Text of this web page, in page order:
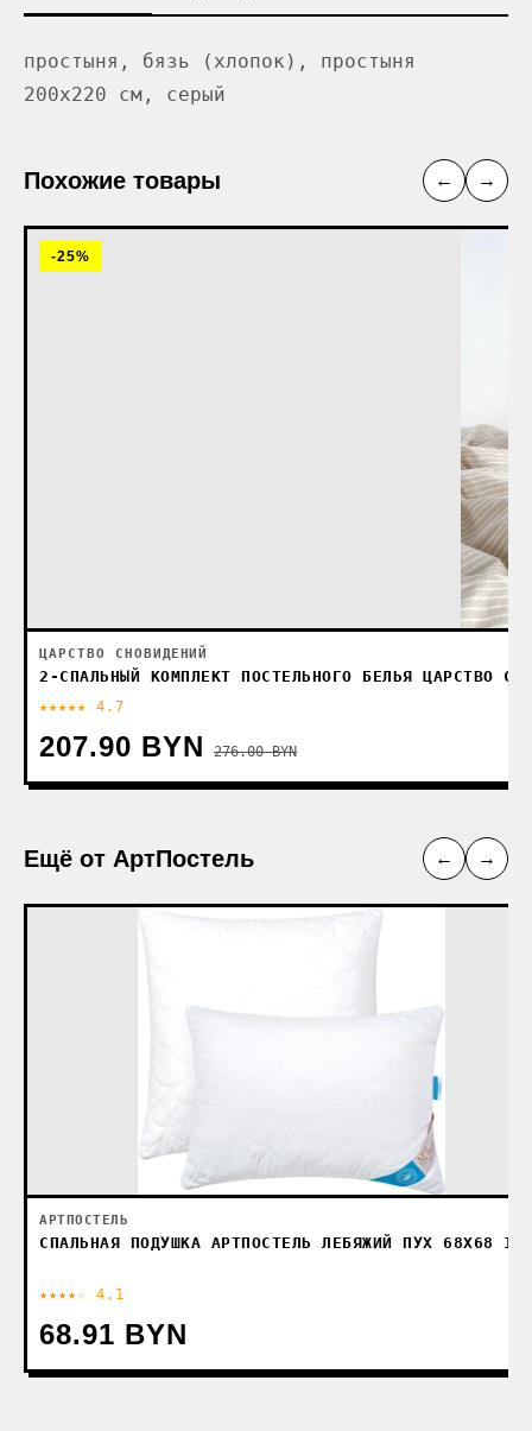
простыня, бязь (хлопок), простыня
200x220 см, серый
Похожие товары ← →
-25%
ЦАРСТВО СНОВИДЕНИЙ
2-СПАЛЬНЫЙ КОМПЛЕКТ ПОСТЕЛЬНОГО БЕЛЬЯ ЦАРСТВО
★★★★★ 4.7
207.90 BYN 276.00 BYN
Ещё от АртПостель ← →
АРТПОСТЕЛЬ
СПАЛЬНАЯ ПОДУШКА АРТПОСТЕЛЬ ЛЕБЯЖИЙ ПУХ 68X68
★★★★☆ 4.1
68.91 BYN